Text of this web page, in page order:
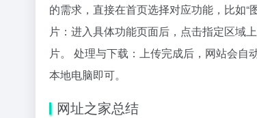
的需求，直接在首页选择对应功能，比如“
片：进入具体功能页面后，点击指定区域
片。 处理与下载：上传完成后，网站会自
本地电脑即可。
网址之家总结